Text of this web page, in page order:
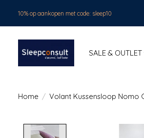
10% op aankopen met code: sleep10
SALE & OUTLET
Home / Volant Kussensloop Nomo